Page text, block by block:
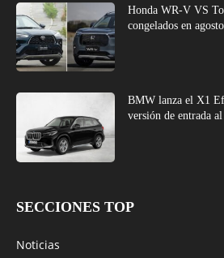
Honda WR-V VS
congelados en
BMW lanza el X1
versión de entrada
SECCIONES TOP
Noticias